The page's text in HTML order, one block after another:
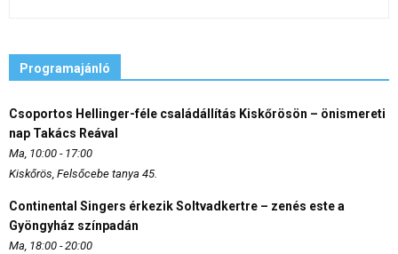
Programajánló
Csoportos Hellinger-féle családállítás Kiskőrösön – önismereti
nap Takács Reával
Ma, 10:00 - 17:00
Kiskőrös, Felsőcebe tanya 45.
Continental Singers érkezik Soltvadkertre – zenés este a
Gyöngyház színpadán
Ma, 18:00 - 20:00